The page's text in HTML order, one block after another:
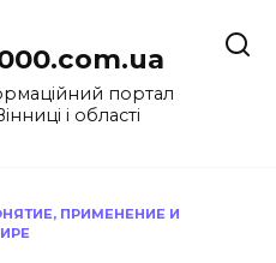
портал
і області
ПРИМЕНЕНИЕ И